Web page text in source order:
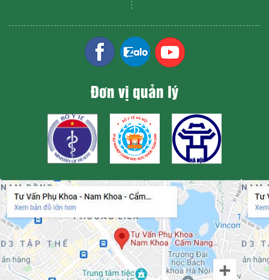
Đơn vị quản lý